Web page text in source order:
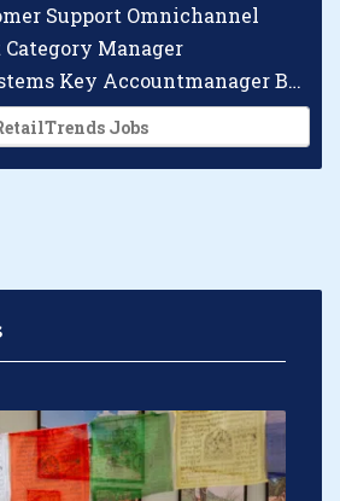
Support Omnichannel
Manager
Checkpoint Systems Key Accountmanager Benelux
Jobs